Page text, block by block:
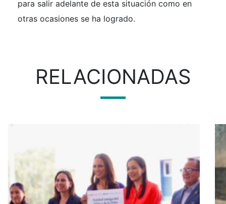
para salir adelante de esta situación como en
otras ocasiones se ha logrado.
RELACIONADAS